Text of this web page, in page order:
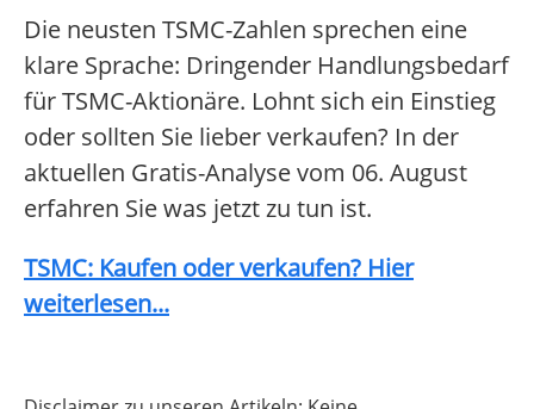
Die neusten TSMC-Zahlen sprechen eine
klare Sprache: Dringender Handlungsbedarf
für TSMC-Aktionäre. Lohnt sich ein Einstieg
oder sollten Sie lieber verkaufen? In der
aktuellen Gratis-Analyse vom 06. August
erfahren Sie was jetzt zu tun ist.
TSMC: Kaufen oder verkaufen? Hier
weiterlesen...